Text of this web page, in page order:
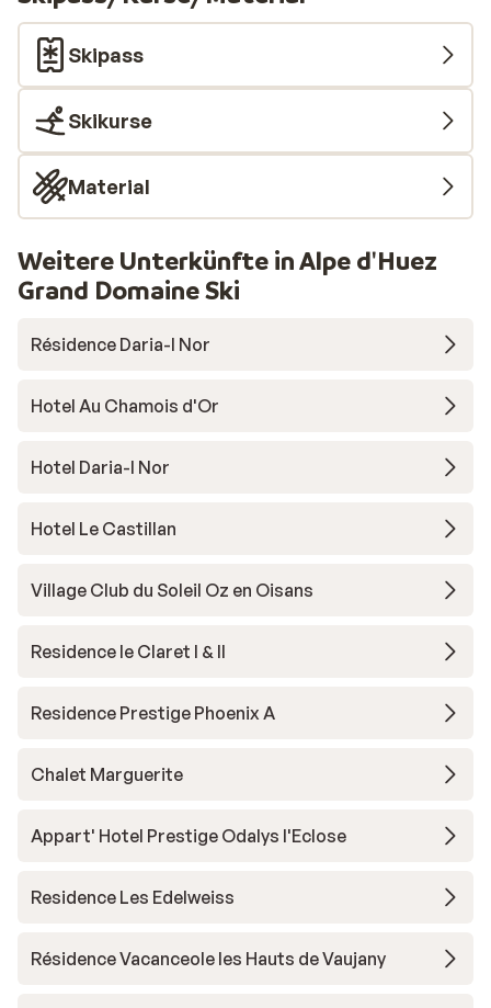
Skipass
Skikurse
Material
Weitere Unterkünfte in Alpe d'Huez
Grand Domaine Ski
Résidence Daria-I Nor
Hotel Au Chamois d'Or
Hotel Daria-I Nor
Hotel Le Castillan
Village Club du Soleil Oz en Oisans
Residence le Claret I & II
Residence Prestige Phoenix A
Chalet Marguerite
Appart' Hotel Prestige Odalys l'Eclose
Residence Les Edelweiss
Résidence Vacanceole les Hauts de Vaujany